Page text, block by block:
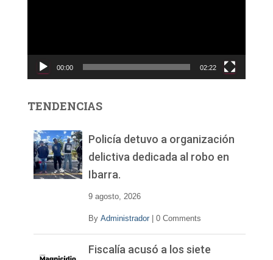
c
d
00:00 02:22
TENDENCIAS
Policía detuvo a organización
delictiva dedicada al robo en
Ibarra.
9 agosto, 2026
By Administrador 0 Comments
Fiscalía acusó a los siete